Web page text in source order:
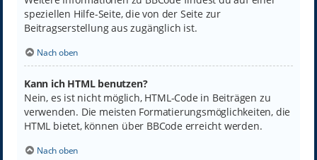
speziellen Hilfe-Seite, die von der Seite zur
Beitragserstellung aus zugänglich ist.
Nach oben
Kann ich HTML benutzen?
Nein, es ist nicht möglich, HTML-Code in Beiträgen zu
verwenden. Die meisten Formatierungsmöglichkeiten, die
HTML bietet, können über BBCode erreicht werden.
Nach oben